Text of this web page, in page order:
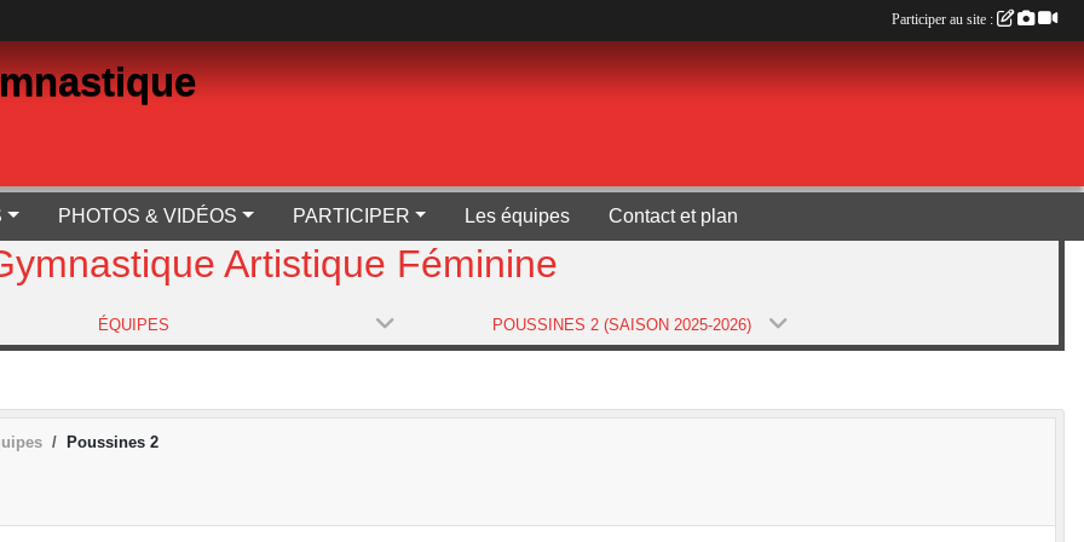
PHOTOS & VIDÉOS PARTICIPER Les équipes Contact et plan
Artistique Féminine
ÉQUIPES POUSSINES 2 (SAISON 2025-2026)
Poussines 2
Participer au site :